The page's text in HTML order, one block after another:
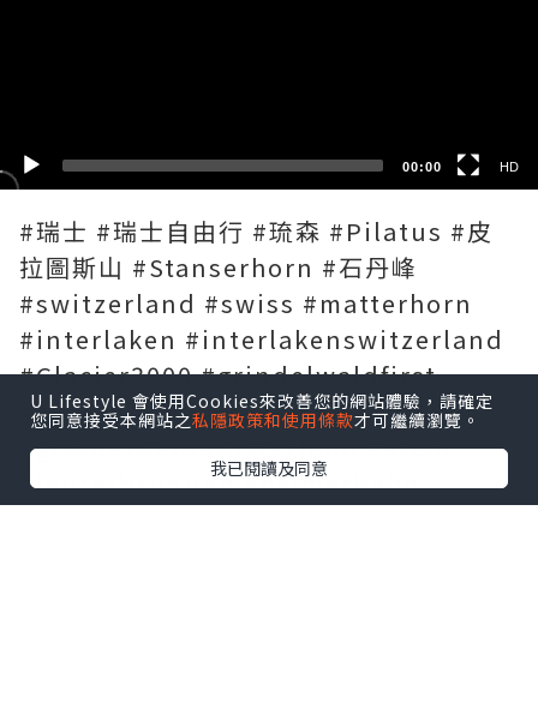
00:00 HD
#瑞士 #瑞士自由行 #琉森 #Pilatus #皮
拉圖斯山 #Stanserhorn #石丹峰
#switzerland #swiss #matterhorn
#interlaken #interlakenswitzerland
#Glacier3000 #grindelwaldfirst
#grindelwald
#grindelwaldswitzerland #stein
#lauterbrunnen #gelmerbahn
U Lifestyle 會使用Cookies來改善您的網站體驗，請確定
您同意接受本網站之私隱政策和使用條款才可繼續瀏覽。
我已閱讀及同意